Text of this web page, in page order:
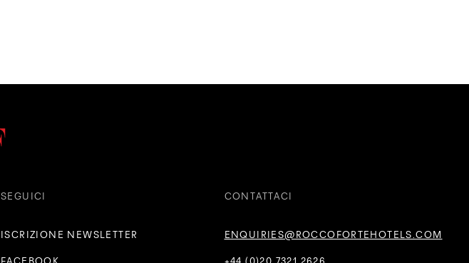
SEGUICI
ISCRIZIONE NEWSLETTER
CONTATTACI
ENQUIRIES@ROCCOFORTEHOTELS.COM